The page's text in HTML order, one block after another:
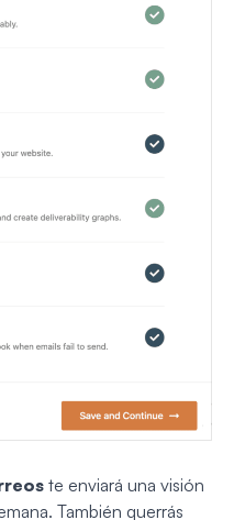
te enviará una visión
También querrás